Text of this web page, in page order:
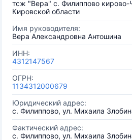
тсж "Вера" с. Филиппово кирово-
Кировской области
Имя руководителя:
Вера Александровна Антошина
ИНН:
4312147567
ОГРН:
1134312000679
Юридический адрес:
с. Филиппово, ул. Михаила
Фактический адрес:
с. Филиппово, ул. Михаила